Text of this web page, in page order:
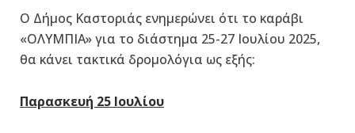
Ο Δήμος Καστοριάς ενημερώνει ότι το καράβι
«ΟΛΥΜΠΙΑ» για το διάστημα 25-27 Ιουλίου 2025,
θα κάνει τακτικά δρομολόγια ως εξής:
Παρασκευή 25 Ιουλίου